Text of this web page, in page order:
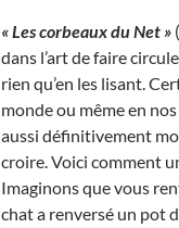
« Les corbeaux du Net »
dans l’art de faire
rien qu’en les lisant.
monde ou même en
aussi définitivement
croire. Voici comment
Imaginons que vous
chat a renversé un pot